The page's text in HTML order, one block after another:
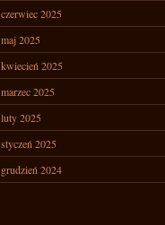
czerwiec 2025
maj 2025
kwiecień 2025
marzec 2025
luty 2025
styczeń 2025
grudzień 2024